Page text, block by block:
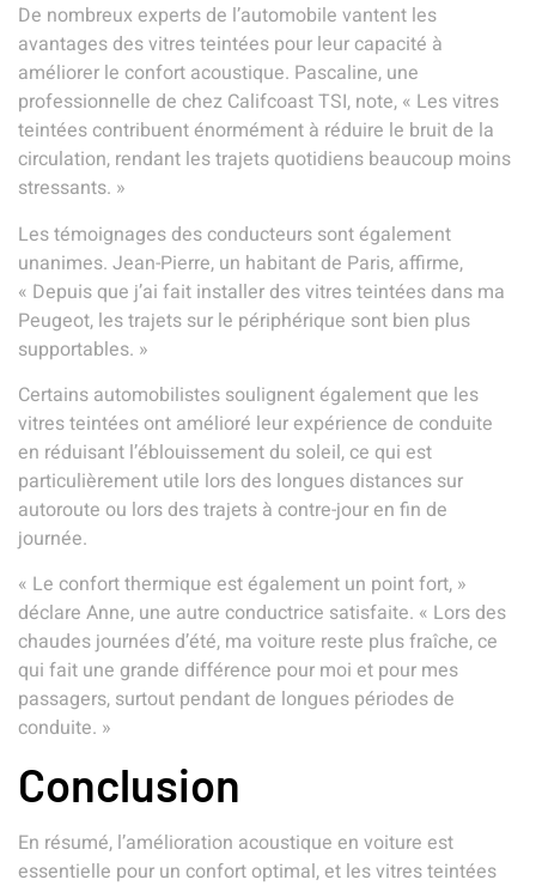
De nombreux experts de l’automobile vantent les
avantages des vitres teintées pour leur capacité à
améliorer le confort acoustique. Pascaline, une
professionnelle de chez Califcoast TSI, note, « Les vitres
teintées contribuent énormément à réduire le bruit de la
circulation, rendant les trajets quotidiens beaucoup moins
stressants. »
Les témoignages des conducteurs sont également
unanimes. Jean-Pierre, un habitant de Paris, affirme,
« Depuis que j’ai fait installer des vitres teintées dans ma
Peugeot, les trajets sur le périphérique sont bien plus
supportables. »
Certains automobilistes soulignent également que les
vitres teintées ont amélioré leur expérience de conduite
en réduisant l’éblouissement du soleil, ce qui est
particulièrement utile lors des longues distances sur
autoroute ou lors des trajets à contre-jour en fin de
journée.
« Le confort thermique est également un point fort, »
déclare Anne, une autre conductrice satisfaite. « Lors des
chaudes journées d’été, ma voiture reste plus fraîche, ce
qui fait une grande différence pour moi et pour mes
passagers, surtout pendant de longues périodes de
conduite. »
Conclusion
En résumé, l’amélioration acoustique en voiture est
essentielle pour un confort optimal, et les vitres teintées